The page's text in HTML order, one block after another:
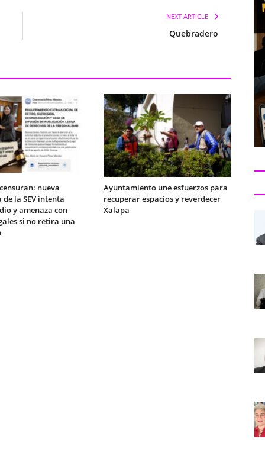
NEXT ARTICLE
Quebradero
nueva
la SEV intenta
y amenaza con
si no retira una
Ayuntamiento une esfuerzos para
recuperar espacios y reverdecer
Xalapa